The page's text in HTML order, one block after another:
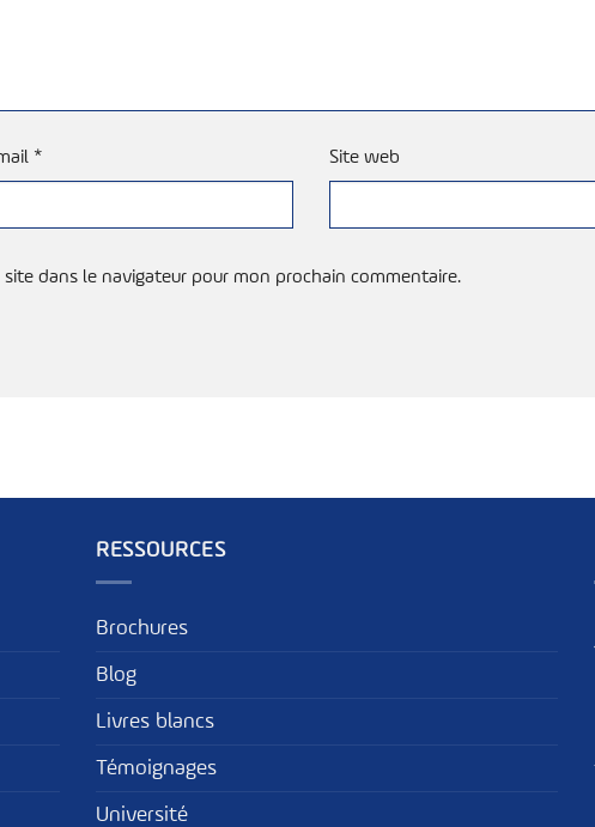
* Site web
dans le navigateur pour mon prochain commentaire.
RESSOURCES
Brochures
Blog
Livres blancs
Témoignages
Université